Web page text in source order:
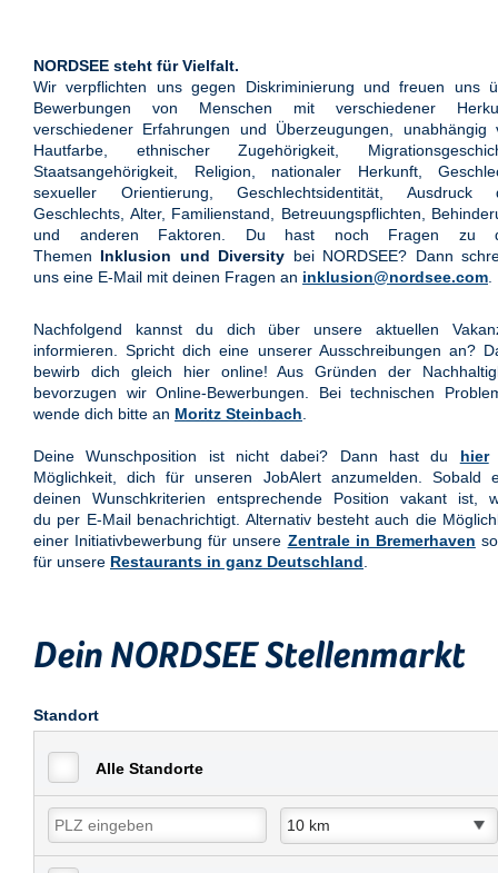
NORDSEE steht für Vielfalt.
Wir verpflichten uns gegen Diskriminierung und freuen uns
Bewerbungen von Menschen mit verschiedener
verschiedener Erfahrungen und Überzeugungen, unabhängig
Hautfarbe, ethnischer Zugehörigkeit,
Staatsangehörigkeit, Religion, nationaler Herkunft,
sexueller Orientierung, Geschlechtsidentität, Ausdruck
Geschlechts, Alter, Familienstand, Betreuungspflichten,
und anderen Faktoren. Du hast noch Fragen zu
Themen Inklusion und Diversity bei NORDSEE? Dann
uns eine E-Mail mit deinen Fragen an inklusion@nordsee.com
Nachfolgend kannst du dich über unsere aktuellen
informieren. Spricht dich eine unserer Ausschreibungen an?
bewirb dich gleich hier online! Aus Gründen der
bevorzugen wir Online-Bewerbungen. Bei technischen
wende dich bitte an Moritz Steinbach
Deine Wunschposition ist nicht dabei? Dann hast du hier
Möglichkeit, dich für unseren JobAlert anzumelden. Sobald
deinen Wunschkriterien entsprechende Position vakant ist,
du per E-Mail benachrichtigt. Alternativ besteht auch die
einer Initiativbewerbung für unsere Zentrale in Bremerhaven
für unsere Restaurants in ganz Deutschland
Dein NORDSEE Stellenmarkt
Standort
Alle Standorte